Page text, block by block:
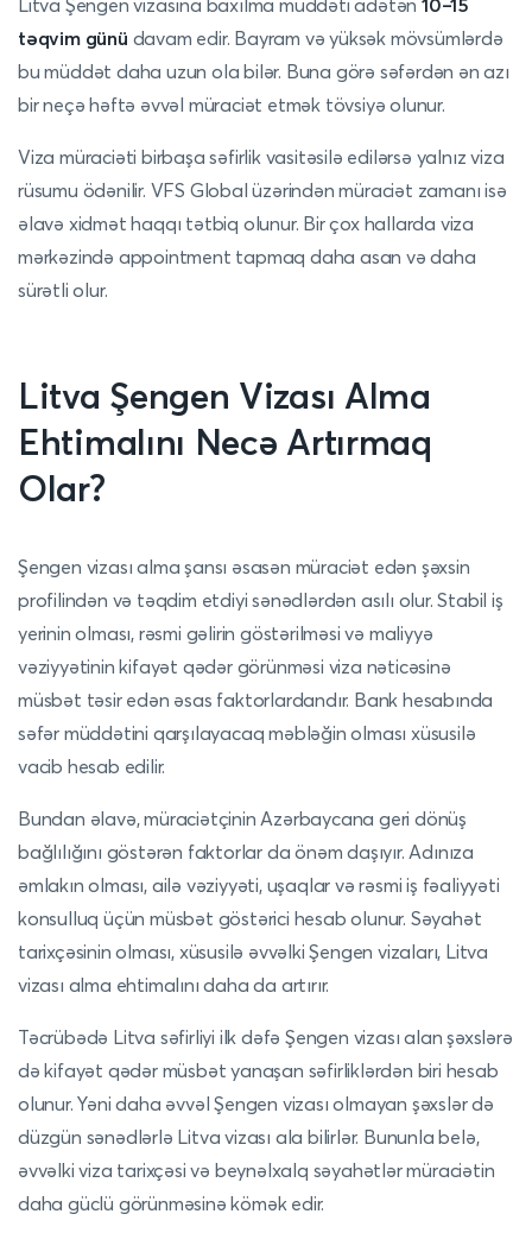
Litva Şengen vizasına baxılma müddəti adətən 10–15
təqvim günü davam edir. Bayram və yüksək mövsümlərdə
bu müddət daha uzun ola bilər. Buna görə səfərdən ən azı
bir neçə həftə əvvəl müraciət etmək tövsiyə olunur.
Viza müraciəti birbaşa səfirlik vasitəsilə edilərsə yalnız viza
rüsumu ödənilir. VFS Global üzərindən müraciət zamanı isə
əlavə xidmət haqqı tətbiq olunur. Bir çox hallarda viza
mərkəzində appointment tapmaq daha asan və daha
sürətli olur.
Litva Şengen Vizası Alma
Ehtimalını Necə Artırmaq
Olar?
Şengen vizası alma şansı əsasən müraciət edən şəxsin
profilindən və təqdim etdiyi sənədlərdən asılı olur. Stabil iş
yerinin olması, rəsmi gəlirin göstərilməsi və maliyyə
vəziyyətinin kifayət qədər görünməsi viza nəticəsinə
müsbət təsir edən əsas faktorlardandır. Bank hesabında
səfər müddətini qarşılayacaq məbləğin olması xüsusilə
vacib hesab edilir.
Bundan əlavə, müraciətçinin Azərbaycana geri dönüş
bağlılığını göstərən faktorlar da önəm daşıyır. Adınıza
əmlakın olması, ailə vəziyyəti, uşaqlar və rəsmi iş fəaliyyəti
konsulluq üçün müsbət göstərici hesab olunur. Səyahət
tarixçəsinin olması, xüsusilə əvvəlki Şengen vizaları, Litva
vizası alma ehtimalını daha da artırır.
Təcrübədə Litva səfirliyi ilk dəfə Şengen vizası alan şəxslərə
də kifayət qədər müsbət yanaşan səfirliklərdən biri hesab
olunur. Yəni daha əvvəl Şengen vizası olmayan şəxslər də
düzgün sənədlərlə Litva vizası ala bilirlər. Bununla belə,
əvvəlki viza tarixçəsi və beynəlxalq səyahətlər müraciətin
daha güclü görünməsinə kömək edir.